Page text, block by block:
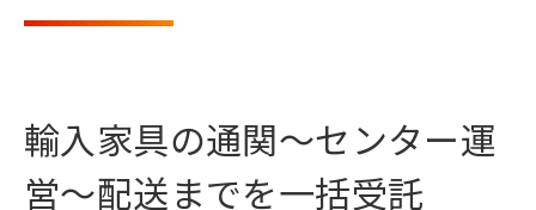
輸入家具の通関～センター運
営～配送までを一括受託